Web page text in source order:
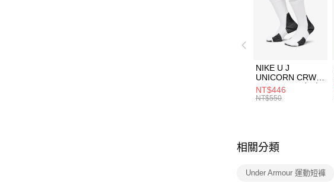
NIKE U J
UNICORN CRW
1PR -160 男女 中
統襪 FZ3393100
NT$446
NT$550
相關分類
Under Armour 運動短褲